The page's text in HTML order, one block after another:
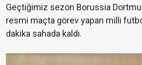
Geçtiğimiz sezon Borussia
resmi maçta görev yapan milli
dakika sahada kaldı.